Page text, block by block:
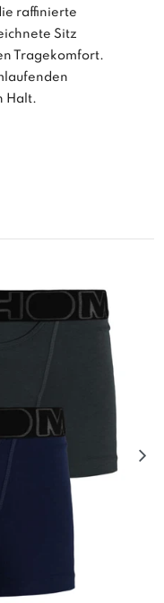
raffinierte
Sitz
Tragekomfort.
Halt.